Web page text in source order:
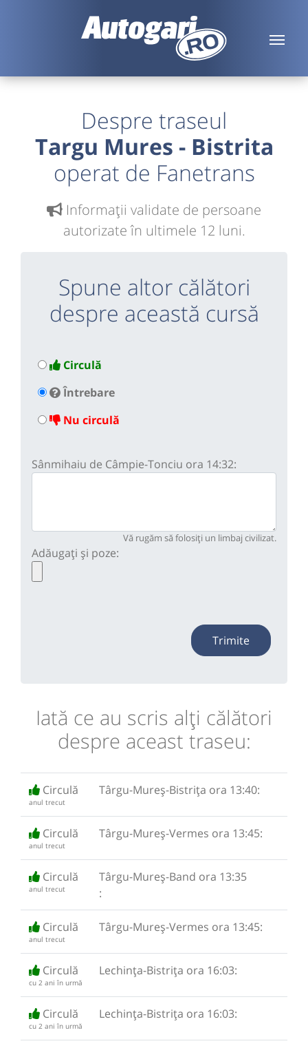
Despre traseul
Targu Mures - Bistrita
operat de Fanetrans
Informaţii validate de persoane
autorizate în ultimele 12 luni.
Spune altor călători
despre această cursă
Circulă
Întrebare
Nu circulă
Sânmihaiu de Câmpie-Tonciu ora 14:32:
Vă rugăm să folosiți un limbaj civilizat.
Adăugați și poze:
Trimite
Iată ce au scris alţi călători
despre aceast traseu:
Circulă
anul trecut
Târgu-Mureș-Bistrița ora 13:40:
Circulă
anul trecut
Târgu-Mureș-Vermes ora 13:45:
Circulă
anul trecut
Târgu-Mureș-Band ora 13:35
:
Circulă
anul trecut
Târgu-Mureș-Vermes ora 13:45:
Circulă
cu 2 ani în urmă
Lechința-Bistrița ora 16:03:
Circulă
cu 2 ani în urmă
Lechința-Bistrița ora 16:03: